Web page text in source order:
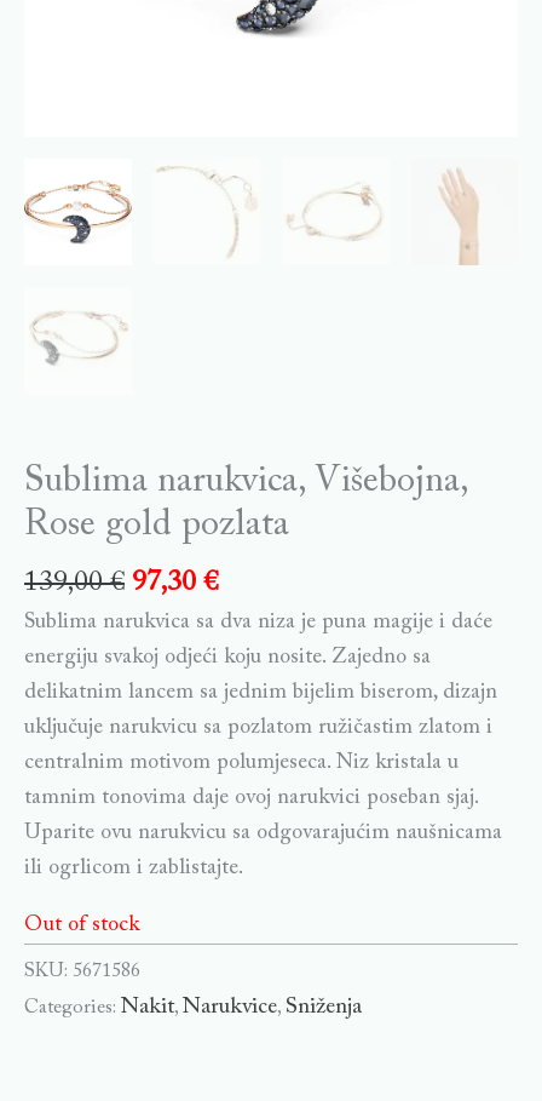
Sublima narukvica, Višebojna,
Rose gold pozlata
139,00€ 97,30 €
Sublima narukvica sa dva niza je puna magije i daće
energiju svakoj odjeći koju nosite. Zajedno sa
delikatnim lancem sa jednim bijelim biserom, dizajn
uključuje narukvicu sa pozlatom ružičastim zlatom i
centralnim motivom polumjeseca. Niz kristala u
tamnim tonovima daje ovoj narukvici poseban sjaj.
Uparite ovu narukvicu sa odgovarajućim naušnicama
ili ogrlicom i zablistajte.
Out of stock
SKU: 5671586
Categories: Nakit, Narukvice, Sniženja